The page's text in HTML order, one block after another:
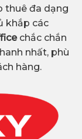
thuê đa dạng
khắp các
chắc chắn
nhất, phù
hàng.